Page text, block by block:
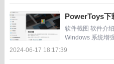
PowerToys下
具集，100k
软件截图 软件介
Windows 系统增
dows原版又没有
2024-06-17 18:17:39